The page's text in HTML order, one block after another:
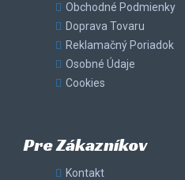
Obchodné Podmienky
Doprava Tovaru
Reklamačný Poriadok
Osobné Údaje
Cookies
Pre Zákazníkov
Kontakt